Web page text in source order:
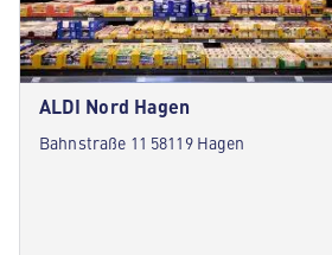
ALDI Nord Hagen
Bahnstraße 11 58119 Hagen